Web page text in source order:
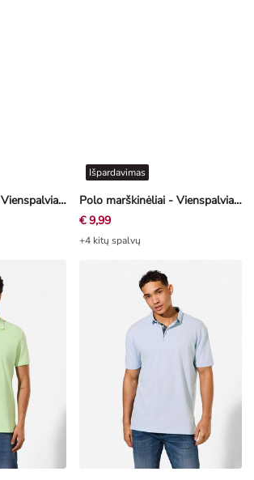
Polo marškinėliai - Vienspalviai - chaki Polo marškinėliai - Vienspalviai - smėlinė
Išpardavimas
€ 9,99
+4 kitų spalvų